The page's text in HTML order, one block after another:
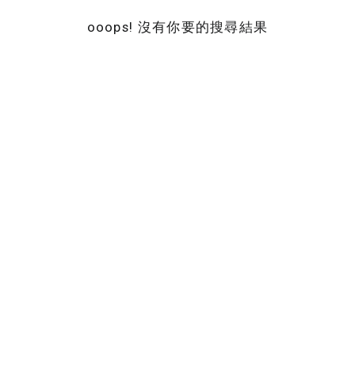
ooops! 沒有你要的搜尋結果